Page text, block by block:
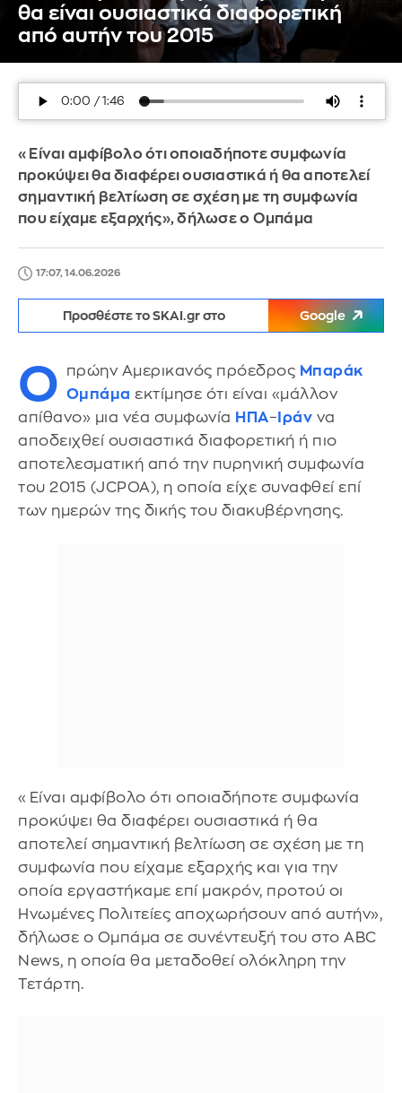
θα είναι ουσιαστικά διαφορετική
από αυτήν του 2015
«Είναι αμφίβολο ότι οποιαδήποτε συμφωνία
προκύψει θα διαφέρει ουσιαστικά ή θα αποτελεί
σημαντική βελτίωση σε σχέση με τη συμφωνία
που είχαμε εξαρχής», δήλωσε ο Ομπάμα
17:07, 14.06.2026
Προσθέστε το SKAI.gr στο Google
Ο πρώην Αμερικανός πρόεδρος Μπαράκ
Ομπάμα εκτίμησε ότι είναι «μάλλον
απίθανο» μια νέα συμφωνία ΗΠΑ– Ιράν να
αποδειχθεί ουσιαστικά διαφορετική ή πιο
αποτελεσματική από την πυρηνική συμφωνία
του 2015 (JCPOA), η οποία είχε συναφθεί επί
των ημερών της δικής του διακυβέρνησης.
«Είναι αμφίβολο ότι οποιαδήποτε συμφωνία
προκύψει θα διαφέρει ουσιαστικά ή θα
αποτελεί σημαντική βελτίωση σε σχέση με τη
συμφωνία που είχαμε εξαρχής και για την
οποία εργαστήκαμε επί μακρόν, προτού οι
Ηνωμένες Πολιτείες αποχωρήσουν από αυτήν»,
δήλωσε ο Ομπάμα σε συνέντευξή του στο ABC
News, η οποία θα μεταδοθεί ολόκληρη την
Τετάρτη.